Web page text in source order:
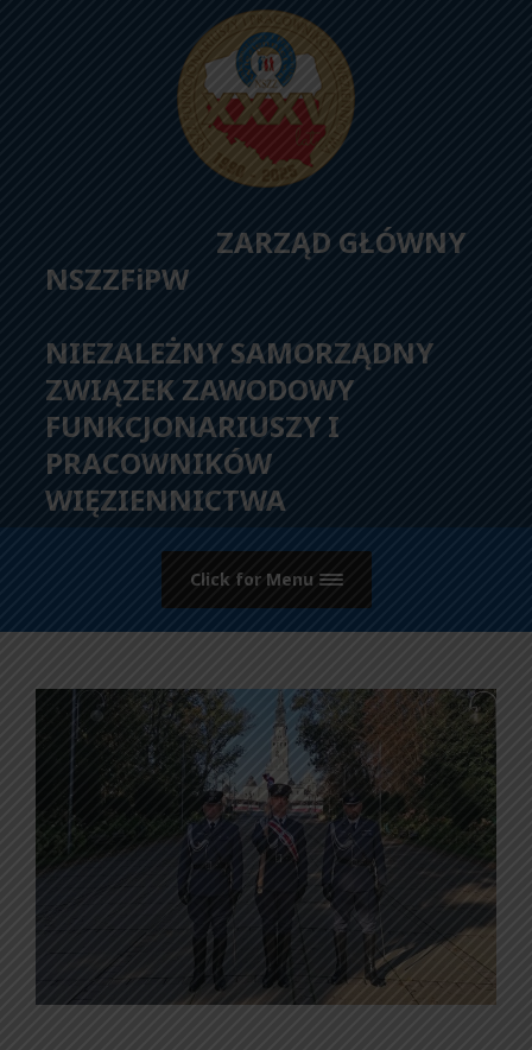
ZARZĄD GŁÓWNY
NSZZFiPW
NIEZALEŻNY SAMORZĄDNY
ZWIĄZEK ZAWODOWY
FUNKCJONARIUSZY I
PRACOWNIKÓW
WIĘZIENNICTWA
Click for Menu